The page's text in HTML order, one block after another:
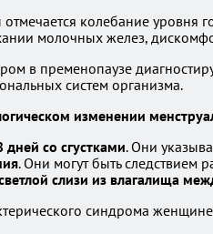
колебание уровня
молочных желез,
в пременопаузе
систем организма.
изменении
дней со сгустками. Они
. Они могут быть следствием
слизи из влагалища
синдрома